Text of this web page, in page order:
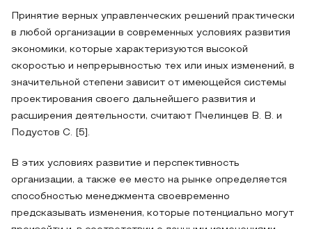
Принятие верных управленческих решений практически
в любой организации в современных условиях развития
экономики, которые характеризуются высокой
скоростью и непрерывностью тех или иных изменений, в
значительной степени зависит от имеющейся системы
проектирования своего дальнейшего развития и
расширения деятельности, считают Пчелинцев В. В. и
Подустов С. [5].
В этих условиях развитие и перспективность
организации, а также ее место на рынке определяется
способностью менеджмента своевременно
предсказывать изменения, которые потенциально могут